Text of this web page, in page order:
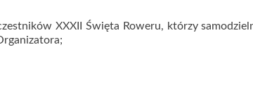
XXXII Święta Roweru, którzy